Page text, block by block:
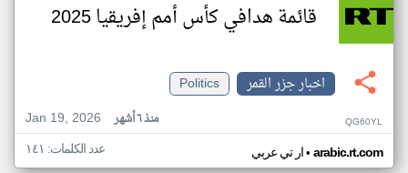
قائمة هدافي كأس أمم إفريقيا 2025
اخبار جزر القمر
Politics
Jan 19, 2026
منذ ٦ أشهر QG60YL
ار تي عربي• arabic.rt.com عدد الكلمات: ١٤١